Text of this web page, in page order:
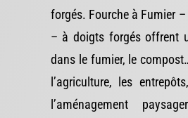
forgés. Fourche à Fumier
– à doigts forgés offrent
dans le fumier, le
l’agriculture, les
l’aménagement